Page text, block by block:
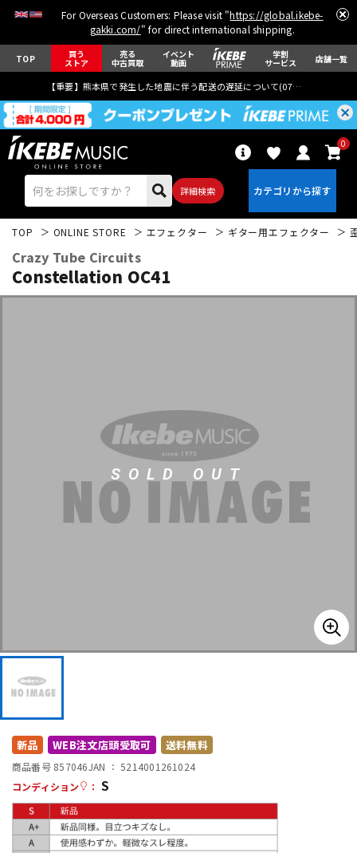
For Overseas Customers: Please visit "https://global.ikebe-
gakki.com/" for direct international shipping.
TOP 買う
ストア
売る
中古買取
イベント
動画
学割
サービス 店舗一覧
【重要】熊本県で発生した地震に伴う配送の遅延について(07月29日
詳細検索
0
パーカッション
キーボード 電子ピアノ
配信/ライブ機器
中古
TOP ONLINE STORE エフェクター ギター用エフェクター
Crazy Tube Circuits
Constellation OC41
SOLD OUT
新品 WEB注文店頭受取可 送料無料
商品番号 857046JAN ：5214001261024
コンディション
： S